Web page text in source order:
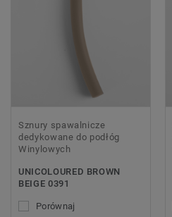
Sznury spawalnicze
dedykowane do podłóg
Winylowych
UNICOLOURED BROWN
BEIGE 0391
Porównaj